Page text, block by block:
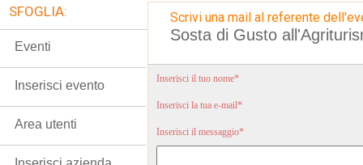
Scrivi una mail al referente
Sosta di Gusto
Inserisci il tuo nome*
Inserisci la tua e-mail*
Inserisci il messaggio*
SFOGLIA:
Eventi
Inserisci evento
Area utenti